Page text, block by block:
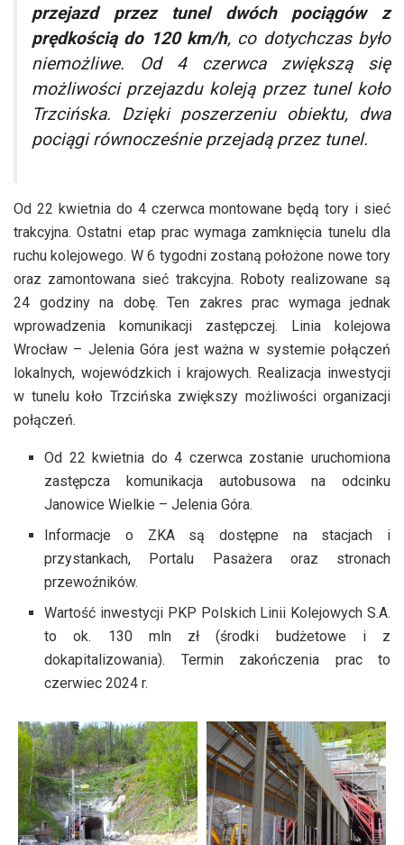
przejazd przez tunel dwóch pociągów z
prędkością do 120 km/h, co dotychczas było
niemożliwe. Od 4 czerwca zwiększą się
możliwości przejazdu koleją przez tunel koło
Trzcińska. Dzięki poszerzeniu obiektu, dwa
pociągi równocześnie przejadą przez tunel.
Od 22 kwietnia do 4 czerwca montowane będą tory i sieć
trakcyjna. Ostatni etap prac wymaga zamknięcia tunelu dla
ruchu kolejowego. W 6 tygodni zostaną położone nowe tory
oraz zamontowana sieć trakcyjna. Roboty realizowane są
24 godziny na dobę. Ten zakres prac wymaga jednak
wprowadzenia komunikacji zastępczej. Linia kolejowa
Wrocław – Jelenia Góra jest ważna w systemie połączeń
lokalnych, wojewódzkich i krajowych. Realizacja inwestycji
w tunelu koło Trzcińska zwiększy możliwości organizacji
połączeń.
Od 22 kwietnia do 4 czerwca zostanie uruchomiona
zastępcza komunikacja autobusowa na odcinku
Janowice Wielkie – Jelenia Góra.
Informacje o ZKA są dostępne na stacjach i
przystankach, Portalu Pasażera oraz stronach
przewoźników.
Wartość inwestycji PKP Polskich Linii Kolejowych S.A.
to ok. 130 mln zł (środki budżetowe i z
dokapitalizowania). Termin zakończenia prac to
czerwiec 2024 r.